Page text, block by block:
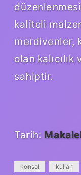
kaliteli
merdivenler,
olan
sahiptir.
Tarih:
konsol kullan